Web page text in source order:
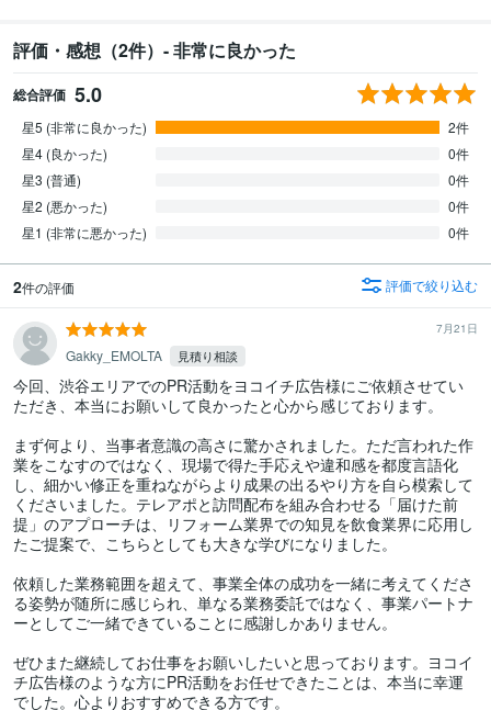
評価・感想（2件）- 非常に良かった
総合評価 5.0
星5 (非常に良かった)
2件
星4 (良かった)
0件
星3 (普通)
0件
星2 (悪かった)
0件
星1 (非常に悪かった)
0件
2件の評価 評価で絞り込む
7月21日
Gakky_EMOLTA 見積り相談
今回、渋谷エリアでのPR活動をヨコイチ広告様にご依頼させてい
ただき、本当にお願いして良かったと心から感じております。
まず何より、当事者意識の高さに驚かされました。ただ言われた作
業をこなすのではなく、現場で得た手応えや違和感を都度言語化
し、細かい修正を重ねながらより成果の出るやり方を自ら模索して
くださいました。テレアポと訪問配布を組み合わせる「届けた前
提」のアプローチは、リフォーム業界での知見を飲食業界に応用し
たご提案で、こちらとしても大きな学びになりました。
依頼した業務範囲を超えて、事業全体の成功を一緒に考えてくださ
る姿勢が随所に感じられ、単なる業務委託ではなく、事業パートナ
ーとしてご一緒できていることに感謝しかありません。
ぜひまた継続してお仕事をお願いしたいと思っております。ヨコイ
チ広告様のような方にPR活動をお任せできたことは、本当に幸運
でした。心よりおすすめできる方です。